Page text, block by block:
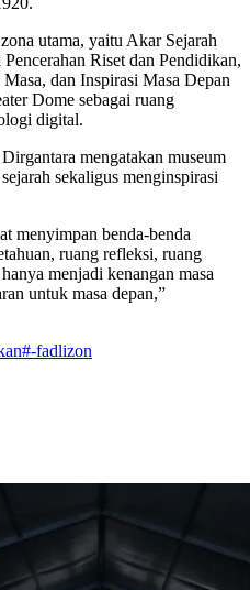
utama, yaitu Akar Sejarah
Riset dan Pendidikan,
dan Inspirasi Masa Depan
Dome sebagai ruang
digital.
mengatakan museum
sekaligus menginspirasi
menyimpan benda-benda
ruang refleksi, ruang
menjadi kenangan masa
untuk masa depan,”
#-fadlizon